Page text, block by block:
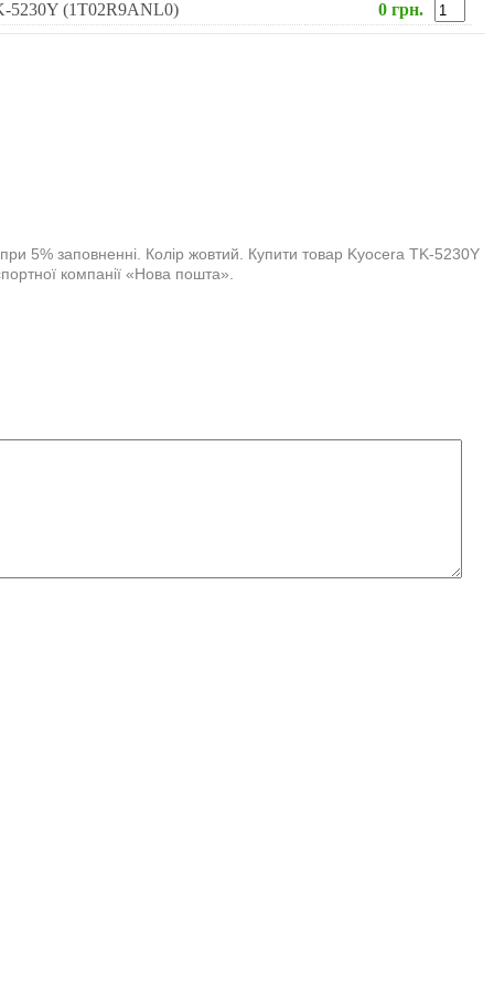
5230Y (1T02R9ANL0) 0 грн.
5% заповненні. Колір жовтий. Купити товар Kyocera TK-5230Y
компанії «Нова пошта».